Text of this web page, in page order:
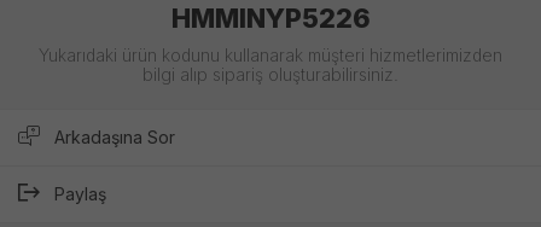
HMMINYP5226
Yukarıdaki ürün kodunu kullanarak müşteri hizmetlerimizden
bilgi alıp sipariş oluşturabilirsiniz.
Arkadaşına Sor
Paylaş